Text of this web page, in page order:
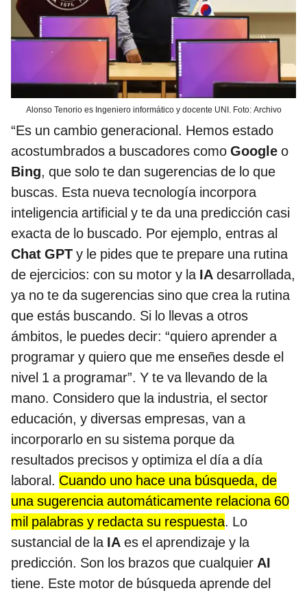
Alonso Tenorio es Ingeniero informático y docente UNI. Foto: Archivo
“Es un cambio generacional. Hemos estado
acostumbrados a buscadores como Google o
Bing, que solo te dan sugerencias de lo que
buscas. Esta nueva tecnología incorpora
inteligencia artificial y te da una predicción casi
exacta de lo buscado. Por ejemplo, entras al
Chat GPT y le pides que te prepare una rutina
de ejercicios: con su motor y la IA desarrollada,
ya no te da sugerencias sino que crea la rutina
que estás buscando. Si lo llevas a otros
ámbitos, le puedes decir: “quiero aprender a
programar y quiero que me enseñes desde el
nivel 1 a programar”. Y te va llevando de la
mano. Considero que la industria, el sector
educación, y diversas empresas, van a
incorporarlo en su sistema porque da
resultados precisos y optimiza el día a día
laboral. Cuando uno hace una búsqueda, de
una sugerencia automáticamente relaciona 60
mil palabras y redacta su respuesta. Lo
sustancial de laIA es el aprendizaje y la
predicción. Son los brazos que cualquier AI
tiene. Este motor de búsqueda aprende del